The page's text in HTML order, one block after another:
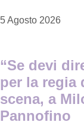
5 Agosto 2026
“Se devi
per la regia
scena, a
Pannofino